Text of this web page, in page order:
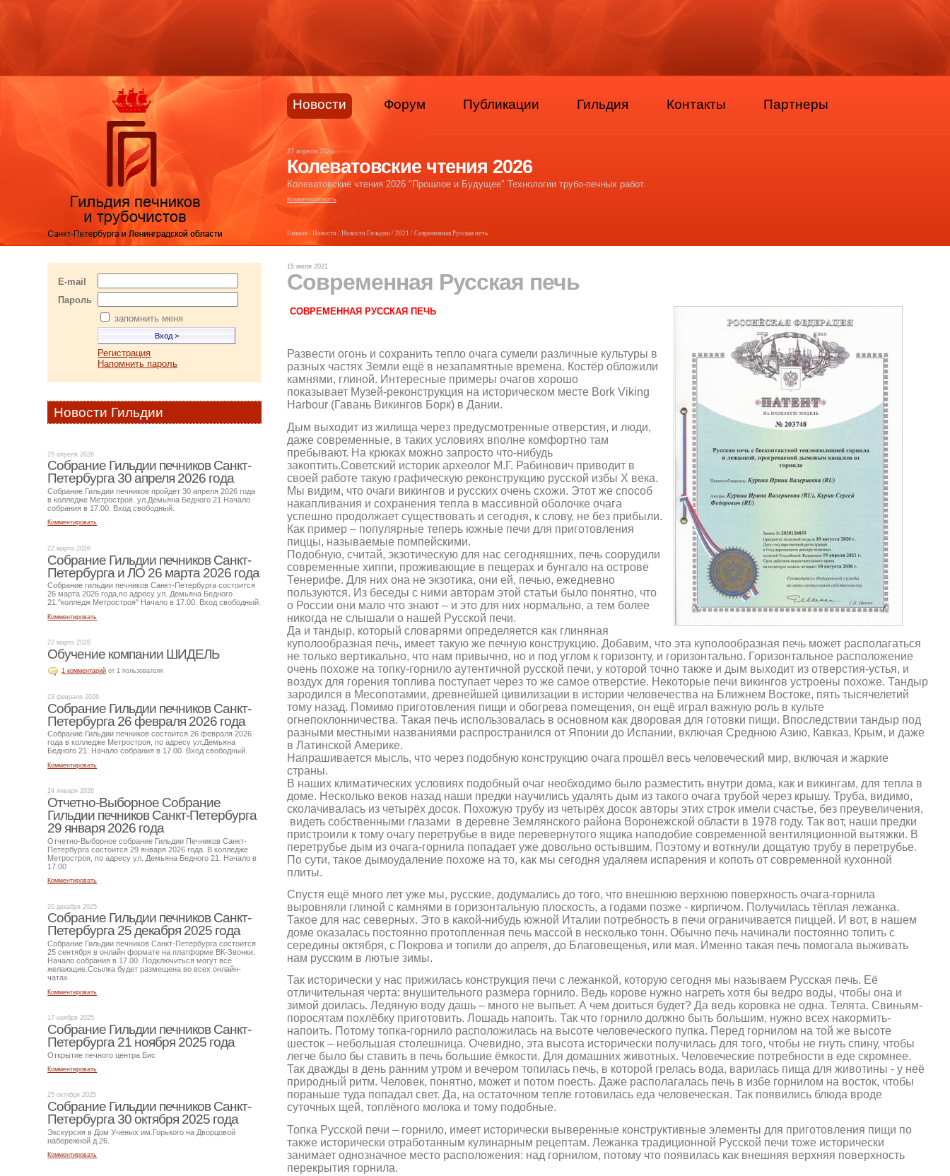
15 июля 2021
Современная Русская печь
СОВРЕМЕННАЯ РУССКАЯ ПЕЧЬ
Развести огонь и сохранить тепло очага сумели различные культуры в
разных частях Земли ещё в незапамятные времена. Костёр обложили
камнями, глиной. Интересные примеры очагов хорошо
показываетМузей-реконструкция на историческом месте Bork Viking
Harbour ( Гавань Викингов Борк) в Дании.
Дым выходит из жилища через предусмотренные отверстия, и люди,
даже современные, в таких условиях вполне комфортно там
пребывают. На крюках можно запросто что-нибудь
закоптить.Советский историк археолог М.Г. Рабинович приводит в
своей работе такую графическую реконструкцию русской избы Х века.
Мы видим, что очаги викингов и русских очень схожи. Этот же способ
накапливания и сохранения тепла в массивной оболочке очага
успешно продолжает существовать и сегодня, к слову, не без прибыли.
Как пример – популярные теперь южные печи для приготовления
пиццы, называемые помпейскими.
Подобную, считай, экзотическую для нас сегодняшних, печь соорудили
современные хиппи, проживающие в пещерах и бунгало на острове
Тенерифе. Для них она не экзотика, они ей, печью, ежедневно
пользуются. Из беседы с ними авторам этой статьи было понятно, что
о России они мало что знают – и это для них нормально, а тем более
никогда не слышали о нашей Русской печи.
Да и тандыр, который словарями определяется как глиняная
куполообразная печь, имеет такую же печную конструкцию. Добавим, что эта куполообразная печь может располагаться
не только вертикально, что нам привычно, но и под углом к горизонту, и горизонтально. Горизонтальное расположение
очень похоже на топку-горнило аутентичной русской печи, у которой точно также и дым выходит из отверстия-устья, и
воздух для горения топлива поступает через то же самое отверстие. Некоторые печи викингов устроены похоже. Тандыр
зародился в Месопотамии, древнейшей цивилизации в истории человечества на Ближнем Востоке, пять тысячелетий
тому назад. Помимо приготовления пищи и обогрева помещения, он ещё играл важную роль в культе
огнепоклонничества. Такая печь использовалась в основном как дворовая для готовки пищи. Впоследствии тандыр под
разными местными названиями распространился от Японии до Испании, включая Среднюю Азию, Кавказ, Крым, и даже
в Латинской Америке.
Напрашивается мысль, что через подобную конструкцию очага прошёл весь человеческий мир, включая и жаркие
страны.
В наших климатических условиях подобный очаг необходимо было разместить внутри дома, как и викингам, для тепла в
доме. Несколько веков назад наши предки научились удалять дым из такого очага трубой через крышу. Труба, видимо,
сколачивалась из четырёх досок. Похожую трубу из четырёх досок авторы этих строк имели счастье, без преувеличения,
видеть собственными глазами в деревне Землянского района Воронежской области в 1978 году. Так вот, наши предки
пристроили к тому очагу перетрубье в виде перевернутого ящика наподобие современной вентиляционной вытяжки. В
перетрубье дым из очага-горнила попадает уже довольно остывшим. Поэтому и воткнули дощатую трубу в перетрубье.
По сути, такое дымоудаление похоже на то, как мы сегодня удаляем испарения и копоть от современной кухонной
плиты.
Спустя ещё много лет уже мы, русские, додумались до того, что внешнюю верхнюю поверхность очага-горнила
выровняли глиной с камнями в горизонтальную плоскость, а годами позже - кирпичом. Получилась тёплая лежанка.
Такое для нас северных. Это в какой-нибудь южной Италии потребность в печи ограничивается пиццей. И вот, в нашем
доме оказалась постоянно протопленная печь массой в несколько тонн. Обычно печь начинали постоянно топить с
середины октября, с Покрова и топили до апреля, до Благовещенья, или мая. Именно такая печь помогала выживать
нам русским в лютые зимы.
Так исторически у нас прижилась конструкция печи с лежанкой, которую сегодня мы называем Русская печь. Её
отличительная черта: внушительного размера горнило. Ведь корове нужно нагреть хотя бы ведро воды, чтобы она и
зимой доилась. Ледяную воду дашь – много не выпьет. А чем доиться будет? Да ведь коровка не одна. Телята. Свиньям-
поросятам похлёбку приготовить. Лошадь напоить. Так что горнило должно быть большим, нужно всех накормить-
напоить. Потому топка-горнило расположилась на высоте человеческого пупка. Перед горнилом на той же высоте
шесток – небольшая столешница. Очевидно, эта высота исторически получилась для того, чтобы не гнуть спину, чтобы
легче было бы ставить в печь большие ёмкости. Для домашних животных. Человеческие потребности в еде скромнее.
Так дважды в день ранним утром и вечером топилась печь, в которой грелась вода, варилась пища для животины - у неё
природный ритм. Человек, понятно, может и потом поесть. Даже располагалась печь в избе горнилом на восток, чтобы
пораньше туда попадал свет. Да, на остаточном тепле готовилась еда человеческая. Так появились блюда вроде
суточных щей, топлёного молока и тому подобные.
Топка Русской печи – горнило, имеет исторически выверенные конструктивные элементы для приготовления пищи по
также исторически отработанным кулинарным рецептам. Лежанка традиционной Русской печи тоже исторически
занимает однозначное место расположения: над горнилом, потому что появилась как внешняя верхняя поверхность
перекрытия горнила.
Главная/ Новости/ Новости Гильдии/ 2021 / Современная Русская печь
E-mail
Пароль
запомнить меня
Регистрация
Напомнить пароль
Новости Гильдии
25 апреля 2026
Собрание Гильдии печников Санкт-
Петербурга 30 апреля 2026 года
Собрание Гильдии печников пройдет 30 апреля 2026 года
в колледже Метростроя. ул.Демьяна Бедного 21 Начало
собрания в 17.00. Вход свободный.
Комментировать
22 марта 2026
Собрание Гильдии печников Санкт-
Петербурга и ЛО 26 марта 2026 года
Собрание гильдии печников Санкт-Петербурга состоится
26 марта 2026 года,по адресу ул. Демьяна Бедного
21."колледж Метростроя" Начало в 17.00. Вход свободный.
Комментировать
22 марта 2026
Обучение компании ШИДЕЛЬ
1 комментарий от 1 пользователя
23 февраля 2026
Собрание Гильдии печников Санкт-
Петербурга 26 февраля 2026 года
Собрание Гильдии печников состоится 26 февраля 2026
года в колледже Метростроя, по адресу ул.Демьяна
Бедного 21. Начало собрания в 17.00. Вход свободный.
Комментировать
24 января 2026
Отчетно-Выборное Собрание
Гильдии печников Санкт-Петербурга
29 января 2026 года
Отчетно-Выборное собрание Гильдии Печников Санкт-
Петербурга состоится 29 января 2026 года. В колледже
Метростроя, по адресу ул. Демьяна Бедного 21. Начало в
17.00
Комментировать
20 декабря 2025
Собрание Гильдии печников Санкт-
Петербурга 25 декабря 2025 года
Собрание Гильдии печников Санкт-Петербурга состоится
25 сентября в онлайн формате на платформе ВК-Звонки.
Начало собрания в 17.00. Подключиться могут все
желающие.Ссылка будет размещена во всех онлайн-
чатах.
Комментировать
17 ноября 2025
Собрание Гильдии печников Санкт-
Петербурга 21 ноября 2025 года
Открытие печного центра Бис
Комментировать
25 октября 2025
Собрание Гильдии печников Санкт-
Петербурга 30 октября 2025 года
Экскурсия в Дом Ученых им.Горького на Дворцовой
набережной д.26.
Комментировать
Новости Форум Публикации Гильдия Контакты Партнеры
27 апреля 2026
Колеватовские чтения 2026
Колеватовские чтения 2026 "Прошлое и Будущее" Технологии трубо-печных работ.
Комментировать